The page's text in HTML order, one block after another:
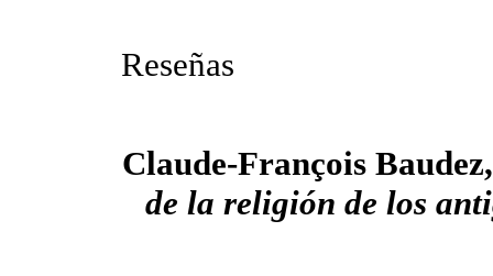
Reseñas
Claude-François
de la religión de los